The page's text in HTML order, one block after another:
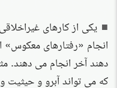
یکی از کارهای
انجام «رفتارهای معکوس»
دهند آخر انجام می دهند.
که می تواند آبرو و